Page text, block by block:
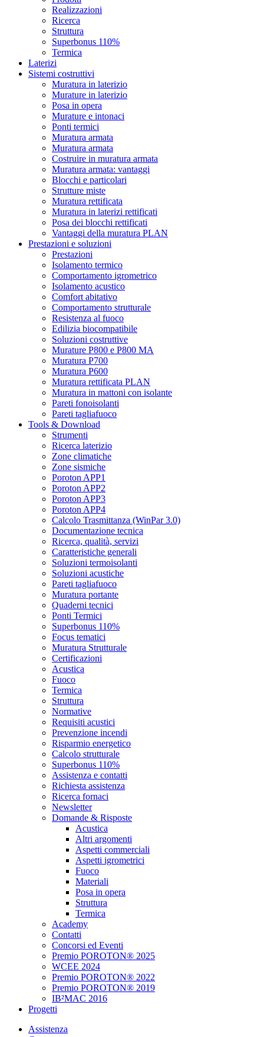
Realizzazioni
Ricerca
Struttura
Superbonus 110%
Termica
Laterizi
Sistemi costruttivi
Muratura in laterizio
Murature in laterizio
Posa in opera
Murature e intonaci
Ponti termici
Muratura armata
Muratura armata
Costruire in muratura armata
Muratura armata: vantaggi
Blocchi e particolari
Strutture miste
Muratura rettificata
Muratura in laterizi rettificati
Posa dei blocchi rettificati
Vantaggi della muratura PLAN
Prestazioni e soluzioni
Prestazioni
Isolamento termico
Comportamento igrometrico
Isolamento acustico
Comfort abitativo
Comportamento strutturale
Resistenza al fuoco
Edilizia biocompatibile
Soluzioni costruttive
Murature P800 e P800 MA
Muratura P700
Muratura P600
Muratura rettificata PLAN
Muratura in mattoni con isolante
Pareti fonoisolanti
Pareti tagliafuoco
Tools & Download
Strumenti
Ricerca laterizio
Zone climatiche
Zone sismiche
Poroton APP1
Poroton APP2
Poroton APP3
Poroton APP4
Calcolo Trasmittanza (WinPar 3.0)
Documentazione tecnica
Ricerca, qualità, servizi
Caratteristiche generali
Soluzioni termoisolanti
Soluzioni acustiche
Pareti tagliafuoco
Muratura portante
Quaderni tecnici
Ponti Termici
Superbonus 110%
Focus tematici
Muratura Strutturale
Certificazioni
Acustica
Fuoco
Termica
Struttura
Normative
Requisiti acustici
Prevenzione incendi
Risparmio energetico
Calcolo strutturale
Superbonus 110%
Assistenza e contatti
Richiesta assistenza
Ricerca fornaci
Newsletter
Domande & Risposte
Acustica
Altri argomenti
Aspetti commerciali
Aspetti igrometrici
Fuoco
Materiali
Posa in opera
Struttura
Termica
Academy
Contatti
Concorsi ed Eventi
Premio POROTON® 2025
WCEE 2024
Premio POROTON® 2022
Premio POROTON® 2019
IB²MAC 2016
Progetti
Assistenza